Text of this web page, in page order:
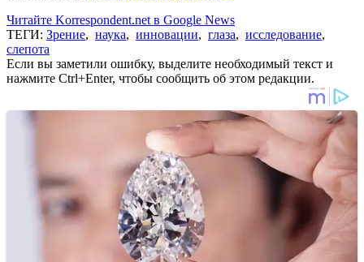
Читайте Korrespondent.net в Google News
ТЕГИ: Зрение, наука, инновации, глаза, исследование,
слепота
Если вы заметили ошибку, выделите необходимый текст и
нажмите Ctrl+Enter, чтобы сообщить об этом редакции.